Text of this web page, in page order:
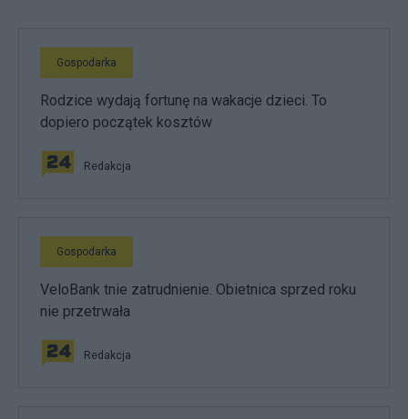
Gospodarka
Rodzice wydają fortunę na wakacje dzieci. To
dopiero początek kosztów
Redakcja
Gospodarka
VeloBank tnie zatrudnienie. Obietnica sprzed roku
nie przetrwała
Redakcja